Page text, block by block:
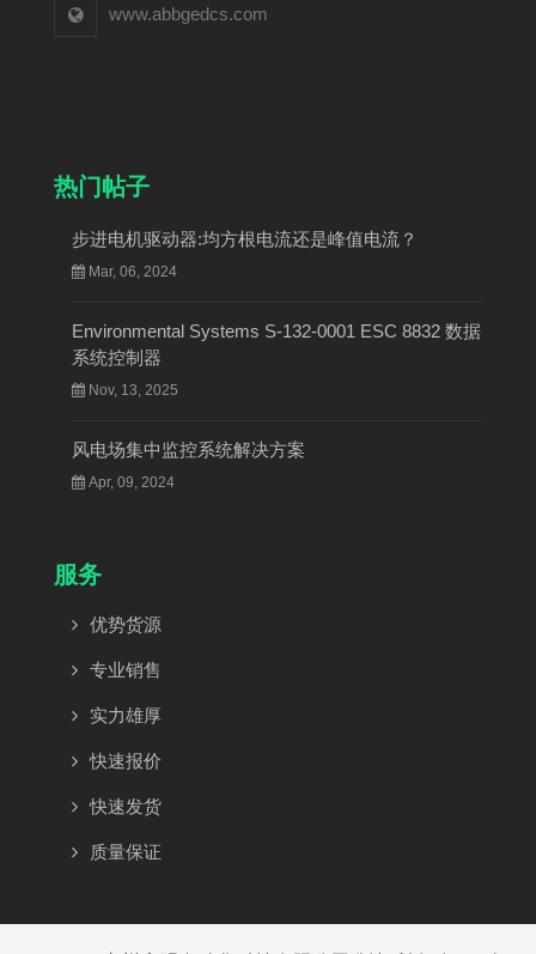
www.abbgedcs.com
热门帖子
步进电机驱动器:均方根电流还是峰值电流？
Mar, 06, 2024
Environmental Systems S-132-0001 ESC 8832 数据
系统控制器
Nov, 13, 2025
风电场集中监控系统解决方案
Apr, 09, 2024
服务
优势货源
专业销售
实力雄厚
快速报价
快速发货
质量保证